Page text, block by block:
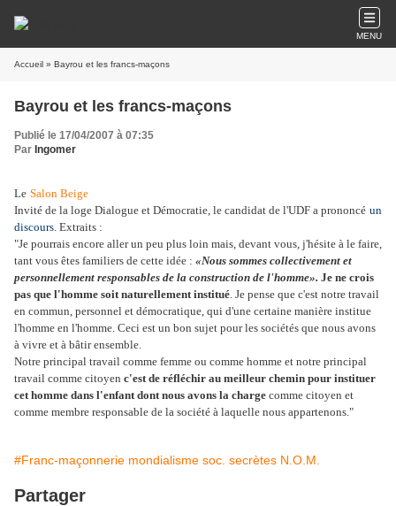
MENU
Accueil » Bayrou et les francs-maçons
Bayrou et les francs-maçons
Publié le 17/04/2007 à 07:35
Par Ingomer
Le Salon Beige
Invité de la loge Dialogue et Démocratie, le candidat de l'UDF a prononcé un
discours. Extraits :
"Je pourrais encore aller un peu plus loin mais, devant vous, j'hésite à le faire,
tant vous êtes familiers de cette idée : «Nous sommes collectivement et
personnellement responsables de la construction de l'homme». Je ne crois
pas que l'homme soit naturellement institué. Je pense que c'est notre travail
en commun, personnel et démocratique, qui d'une certaine manière institue
l'homme en l'homme. Ceci est un bon sujet pour les sociétés que nous avons
à vivre et à bâtir ensemble.
Notre principal travail comme femme ou comme homme et notre principal
travail comme citoyen c'est de réfléchir au meilleur chemin pour instituer
cet homme dans l'enfant dont nous avons la charge comme citoyen et
comme membre responsable de la société à laquelle nous appartenons."
#Franc-maçonnerie mondialisme soc. secrètes N.O.M.
Partager